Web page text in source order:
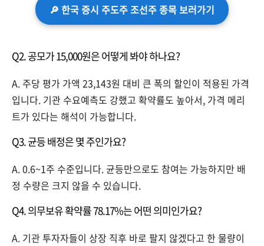
🔎 한국 증시 주도주 조선주 종목 보러가기
Q2. 공모가 15,000원은 어떻게 봐야 하나요?
A. 주당 평가 가액 23,143원 대비 큰 폭의 할인이 적용된 가격
입니다. 기관 수요예측도 강했고 확약률도 높아서, 가격 메리
트가 있다는 해석이 가능합니다.
Q3. 균등 배정은 몇 주인가요?
A. 0.6~1주 수준입니다. 균등만으로도 참여는 가능하지만 배
정 수량은 크지 않을 수 있습니다.
Q4. 의무보유 확약률 78.17%는 어떤 의미인가요?
A. 기관 투자자들이 상장 직후 바로 팔지 않겠다고 한 물량이